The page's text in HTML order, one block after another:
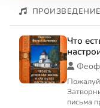
ПРОИЗВЕДЕНИЕ
Что
письма